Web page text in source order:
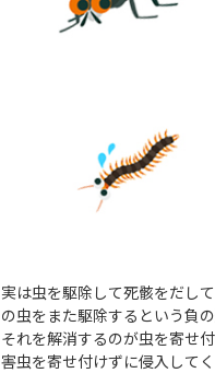
実は虫を駆除して死骸をだし
の虫をまた駆除するという負
それを解消するのが虫を寄せ
害虫を寄せ付けずに侵入して